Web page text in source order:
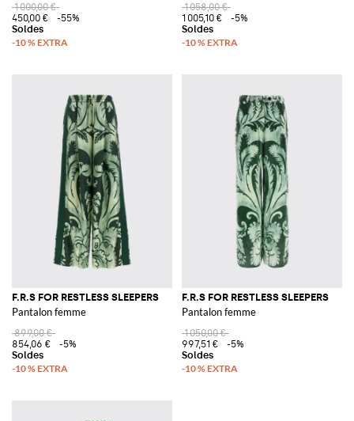
1 000,00 €
450,00 €
-55%
1 058,00 €
1 005,10 €
-5%
F.R.S FOR RESTLESS SLEEPERS
Pantalon femme
899,00 €
854,06 €
-5%
F.R.S FOR RESTLESS SLEEPERS
Pantalon femme
1 050,00 €
997,51 €
-5%